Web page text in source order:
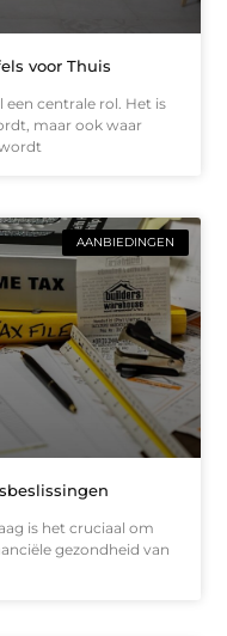
voor Thuis
centrale rol. Het is
maar ook waar
AANBIEDINGEN
is het cruciaal om
gezondheid van